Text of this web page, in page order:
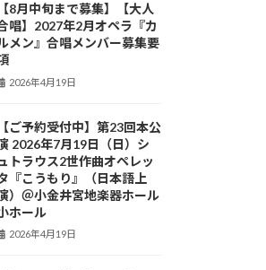
【8月中旬まで募集】【大人
唱】2027年2月オペラ『カ
メン』合唱メンバー募集要
2026年4月19日
【ご予約受付中】第23回本公
2026年7月19日（日）シ
トラウス2世作曲オペレッ
『こうもり』（日本語上
）＠小金井宮地楽器ホール
ホール
2026年4月19日